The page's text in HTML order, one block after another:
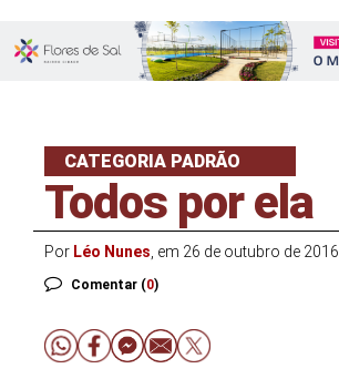
Blog
CATEGORIA PADRÃO
Todos por ela
Por Léo Nunes , em 26 de outubro de 2016
Comentar (0)